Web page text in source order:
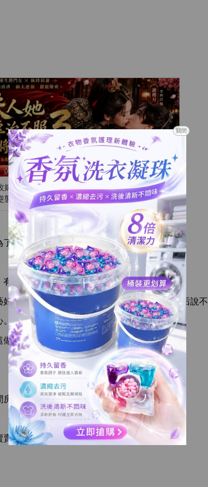
嫁紈絝世子，將門虎女馴夫虐渣，先婚後愛甜爽
襲封神
讓建業 就賣 丫
。
著， 爹就 能隨便 捉
。
好養活自己。盼娣 ，好好 ，
后
。
奴才，
？」
賣餅什麼
。
關閉